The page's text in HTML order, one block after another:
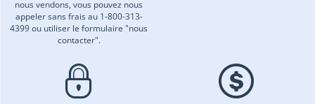
nous vendons, vous pouvez nous
appeler sans frais au 1-800-313-
4399 ou utiliser le formulaire "nous
contacter".